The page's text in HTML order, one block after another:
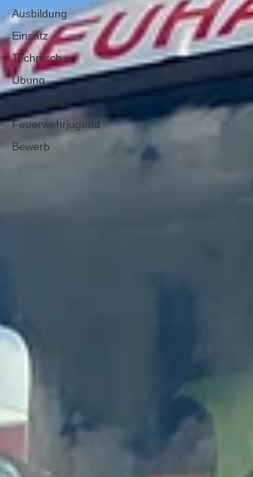
Ausbildung
Einsatz
Technisch
Übung
Großeinsatz
Feuerwehrjugend
Bewerb